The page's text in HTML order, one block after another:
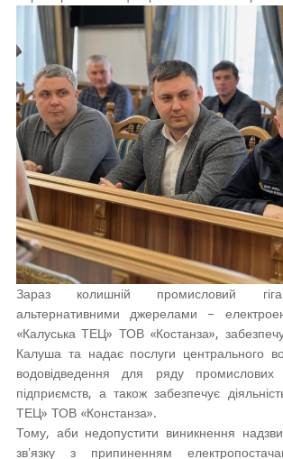
Зараз колишній промисловий
альтернативними джерелами –
«Калуська ТЕЦ» ТОВ «Костанза»,
Калуша та надає послуги центрального
водовідведення для ряду
підприємств, а також забезпечує
ТЕЦ» ТОВ «Констанза».
Тому, аби недопустити виникнення
звʼязку з припиненням